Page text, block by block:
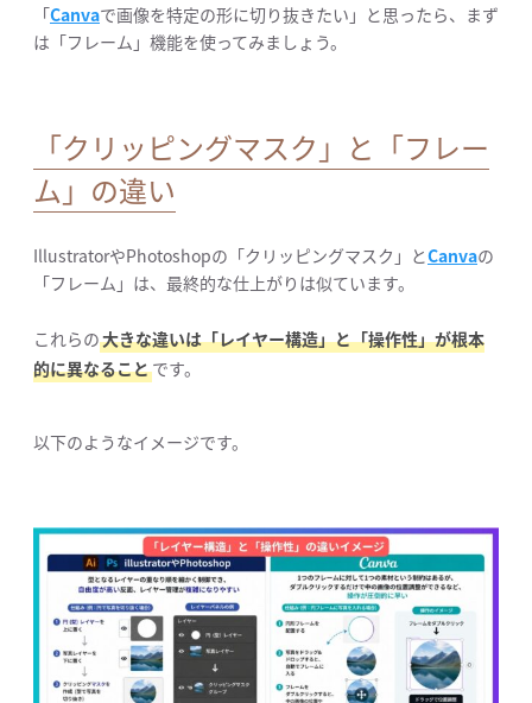
「Canvaで画像を特定の形に切り抜きたい」と思ったら、まず
は「フレーム」機能を使ってみましょう。
「クリッピングマスク」と「フレー
ム」の違い
IllustratorやPhotoshopの「クリッピングマスク」とCanvaの
「フレーム」は、最終的な仕上がりは似ています。
これらの大きな違いは「レイヤー構造」と「操作性」が根本
的に異なることです。
以下のようなイメージです。